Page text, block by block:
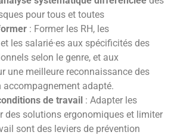
pour tous et toutes
: Former les RH, les
les salarié·es aux spécificités des
selon le genre, et aux
une meilleure reconnaissance des
accompagnement adapté.
de travail : Adapter les
des solutions ergonomiques et limiter
sont des leviers de prévention